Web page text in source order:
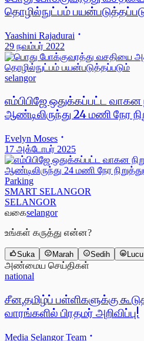
தொழில்நுட்பம்
Yaashini Rajadurai
29 நவம்பர் 2022
selangor
எம்பிபிஜே ஒதுக்கப்பட்ட வாகன
ஆண்டிலிருந்து 24 மணி நேர
Evelyn Moses
17 அக்டோபர் 2025
Parking
SMART SELANGOR
SELANGOR
வகைselangor
உங்கள் கருத்து என்ன?
Suka Marah Sedih Lucu
அண்மைய செய்திகள்
national
சீன,தமிழ்ப் பள்ளிகளுக்கு
வாரங்களில் பிரதமர் அறிவிப்பு!
Media Selangor Team